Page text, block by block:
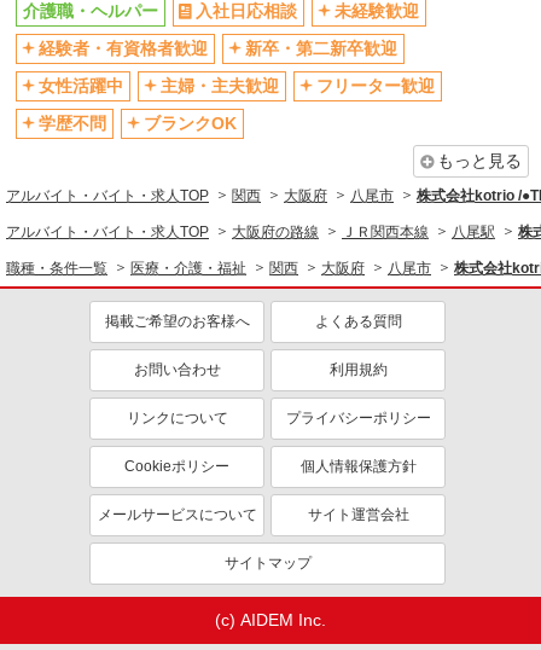
バイク通勤OK
自転車通勤OK
残業少なめ（月20h未満）
交通費支給
社会保険あり
産休・育休取得実績あり
退職金・財形貯蓄制度あり
医療・介護・福祉
介護職・ヘルパー
同じ特徴から求人を探す
ミドル（40代～）活躍中
ボーナス・賞与あり
車通勤OK
交通費支給
社会保険あり
産休・育休取得実績あり
介護職・ヘルパー 入社日応相談
未経験歓迎
経験者・有資格者歓迎
新卒・第二新卒歓迎
女性活躍中
主婦・主夫歓迎
フリーター歓迎
学歴不問
ブランクOK
もっと見る
アルバイト・バイト・求人TOP 関西 大阪府 八尾市 株式会社kotrio /
アルバイト・バイト・求人TOP 大阪府の路線 ＪＲ関西本線 八尾駅 株
職種・条件一覧 医療・介護・福祉 関西 大阪府 八尾市 株式会社
掲載ご希望のお客様へ よくある質問
お問い合わせ 利用規約
リンクについて プライバシーポリシー
Cookieポリシー 個人情報保護方針
メールサービスについて サイト運営会社
サイトマップ
(c) AIDEM Inc.